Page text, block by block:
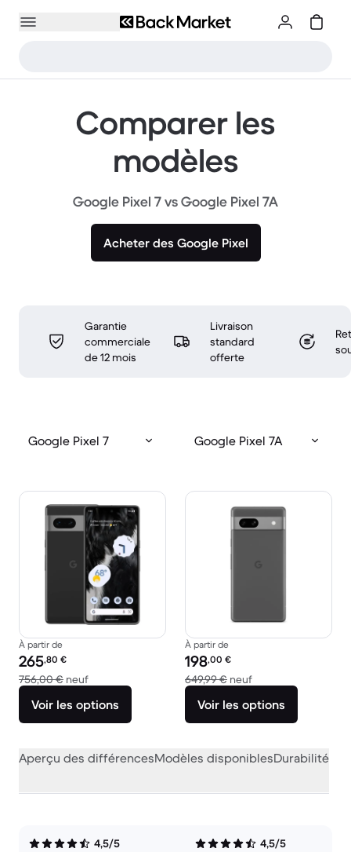
Comparer les
modèles
Google Pixel 7 vs Google Pixel 7A
Acheter des Google Pixel
Garantie
commerciale
de 12 mois
Livraison
standard
offerte
Google Pixel 7 Google Pixel 7A
À partir de
Prix reconditionné :
265,80 €
756,00 € neufcontre 756,00 € neuf
Voir les options
À partir de
Prix reconditionné :
198,00 €
649,99 € neufcontre 649,99 €
Voir les options
Aperçu des différencesModèles disponiblesDurabilité
4,5/5
4,5/5